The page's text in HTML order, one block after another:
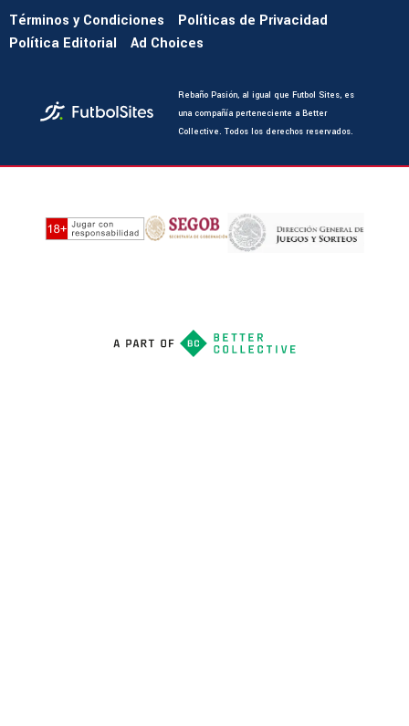
Términos y Condiciones
Políticas de Privacidad
Política Editorial
Ad Choices
Rebaño Pasión, al igual que Futbol Sites, es
una compañía perteneciente a Better
Collective. Todos los derechos reservados.